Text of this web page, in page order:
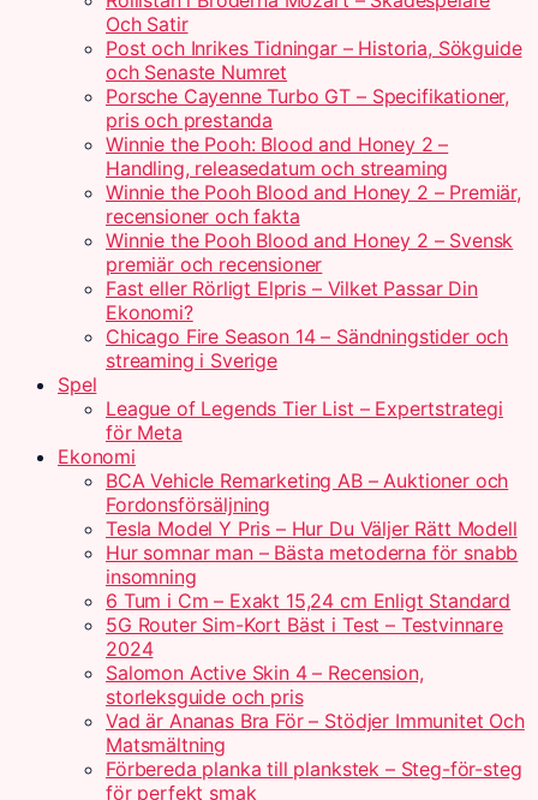
Och Satir
Post och Inrikes Tidningar – Historia, Sökguide
och Senaste Numret
Porsche Cayenne Turbo GT – Specifikationer,
pris och prestanda
Winnie the Pooh: Blood and Honey 2 –
Handling, releasedatum och streaming
Winnie the Pooh Blood and Honey 2 – Premiär,
recensioner och fakta
Winnie the Pooh Blood and Honey 2 – Svensk
premiär och recensioner
Fast eller Rörligt Elpris – Vilket Passar Din
Ekonomi?
Chicago Fire Season 14 – Sändningstider och
streaming i Sverige
Spel
League of Legends Tier List – Expertstrategi
för Meta
Ekonomi
BCA Vehicle Remarketing AB – Auktioner och
Fordonsförsäljning
Tesla Model Y Pris – Hur Du Väljer Rätt Modell
Hur somnar man – Bästa metoderna för snabb
insomning
6 Tum i Cm – Exakt 15,24 cm Enligt Standard
5G Router Sim-Kort Bäst i Test – Testvinnare
2024
Salomon Active Skin 4 – Recension,
storleksguide och pris
Vad är Ananas Bra För – Stödjer Immunitet Och
Matsmältning
Förbereda planka till plankstek – Steg-för-steg
för perfekt smak